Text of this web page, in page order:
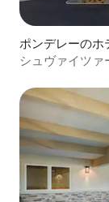
ポンデレーのホ
シュヴァイツァ